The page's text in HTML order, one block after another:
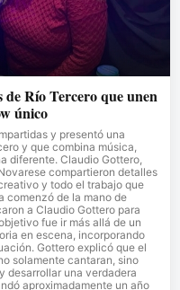
Río Tercero que unen
único
y presentó una
y que combina música,
diferente. Claudio Gottero,
compartieron detalles
y todo el trabajo que
comenzó de la mano de
a Claudio Gottero para
fue ir más allá de un
en escena, incorporando
Gottero explicó que el
solamente cantaran, sino
desarrollar una verdadera
aproximadamente un año